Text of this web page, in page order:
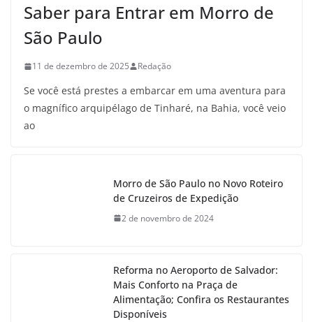
Saber para Entrar em Morro de
São Paulo
11 de dezembro de 2025 Redação
Se você está prestes a embarcar em uma aventura para
o magnífico arquipélago de Tinharé, na Bahia, você veio
ao
Morro de São Paulo no Novo Roteiro
de Cruzeiros de Expedição
2 de novembro de 2024
Reforma no Aeroporto de Salvador:
Mais Conforto na Praça de
Alimentação; Confira os Restaurantes
Disponíveis